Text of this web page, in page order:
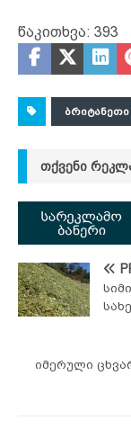
წაკითხვა: 393
ᲑᲠᲘᲢᲐᲜᲔᲗᲘ
ᲗᲥᲕᲔᲜᲘ
იმერული